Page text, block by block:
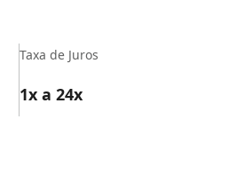
Taxa de Juros
1x a 24x